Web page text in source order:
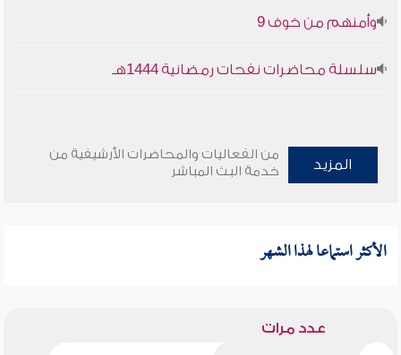
وأمنهم من خوف 9
سلسلة محاضرات نفحات رمضانية 1444هـ
المزيد
من الفعاليات والمحاضرات الأرشيفية من
خدمة البث المباشر
الأكثر استماعا لهذا الشهر
عدد مرات